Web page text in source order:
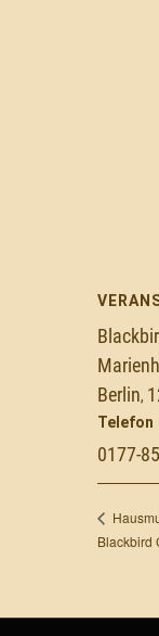
Berlin,
Telefon
0177-
Blackbird